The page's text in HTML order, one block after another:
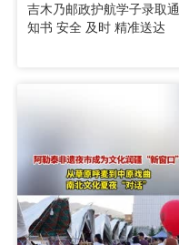
吉木乃邮政护航学子录取通
知书 安全 及时 精准送达